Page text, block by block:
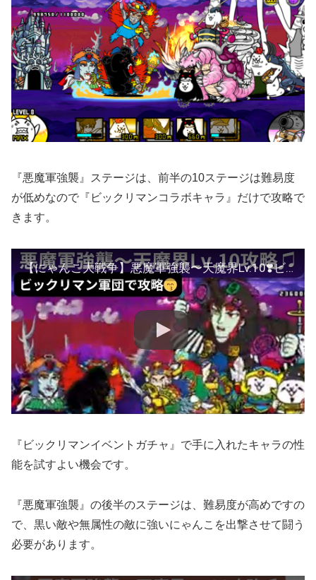
『悪魔軍強襲』ステージは、前半の10ステージは難易度
が低めなので『ビックリマンコラボキャラ』だけで攻略で
きます。
【にゃんこ大戦争】悪魔軍強襲〜天魔界Lv.10❣️ビックリマン軍団で攻略♫
『ビックリマンイベントガチャ』で手に入れたキャラの性
能を試すよい機会です。
『悪魔軍強襲』の後半のステージは、難易度が高めですの
で、黒い敵や無属性の敵に強いにゃんこを出撃させて闘う
必要があります。